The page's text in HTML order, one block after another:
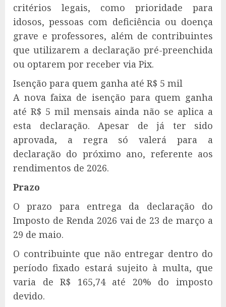
critérios legais, como prioridade para
idosos, pessoas com deficiência ou doença
grave e professores, além de contribuintes
que utilizarem a declaração pré-preenchida
ou optarem por receber via Pix.
Isenção para quem ganha até R$ 5 mil
A nova faixa de isenção para quem ganha
até R$ 5 mil mensais ainda não se aplica a
esta declaração. Apesar de já ter sido
aprovada, a regra só valerá para a
declaração do próximo ano, referente aos
rendimentos de 2026.
Prazo
O prazo para entrega da declaração do
Imposto de Renda 2026 vai de 23 de março a
29 de maio.
O contribuinte que não entregar dentro do
período fixado estará sujeito à multa, que
varia de R$ 165,74 até 20% do imposto
devido.